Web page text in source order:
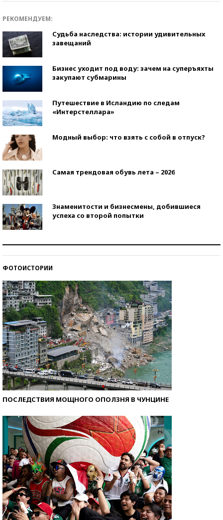
РЕКОМЕНДУЕМ:
Судьба наследства: истории удивительных
завещаний
Бизнес уходит под воду: зачем на суперъяхты
закупают субмарины
Путешествие в Исландию по следам
«Интерстеллара»
Модный выбор: что взять с собой в отпуск?
Самая трендовая обувь лета – 2026
Знаменитости и бизнесмены, добившиеся
успеха со второй попытки
ФОТОИСТОРИИ
ПОСЛЕДСТВИЯ МОЩНОГО ОПОЛЗНЯ В ЧУНЦИНЕ